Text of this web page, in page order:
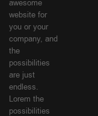
awesome
website for
you or your
company, and
the
possibilities
are just
endless.
Lorem the
possibilities